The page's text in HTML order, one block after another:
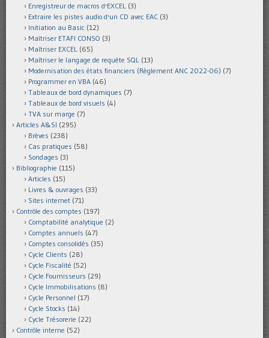
Enregistreur de macros d'EXCEL (3)
Extraire les pistes audio d'un CD avec EAC (3)
Initiation au Basic (12)
Maîtriser ETAFI CONSO (3)
Maîtriser EXCEL (65)
Maîtriser le langage de requête SQL (13)
Modernisation des états financiers (Règlement ANC 2022-06) (7)
Programmer en VBA (46)
Tableaux de bord dynamiques (7)
Tableaux de bord visuels (4)
TVA sur marge (7)
Articles A&SI (295)
Brèves (238)
Cas pratiques (58)
Sondages (3)
Bibliographie (115)
Articles (15)
Livres & ouvrages (33)
Sites internet (71)
Contrôle des comptes (197)
Comptabilité analytique (2)
Comptes annuels (47)
Comptes consolidés (35)
Cycle Clients (28)
Cycle Fiscalité (52)
Cycle Fournisseurs (29)
Cycle Immobilisations (8)
Cycle Personnel (17)
Cycle Stocks (14)
Cycle Trésorerie (22)
Contrôle interne (52)